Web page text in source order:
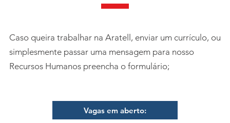
Caso queira trabalhar na Aratell, enviar um currículo, ou
simplesmente passar uma mensagem para nosso
Recursos Humanos preencha o formulário;
Vagas em aberto: